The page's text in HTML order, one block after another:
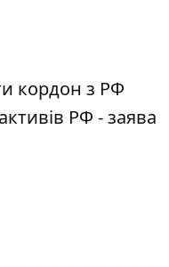
кордон з РФ
РФ - заява